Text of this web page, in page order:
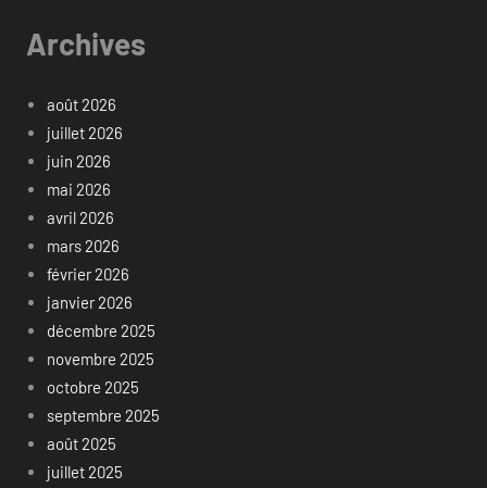
Archives
août 2026
juillet 2026
juin 2026
mai 2026
avril 2026
mars 2026
février 2026
janvier 2026
décembre 2025
novembre 2025
octobre 2025
septembre 2025
août 2025
juillet 2025